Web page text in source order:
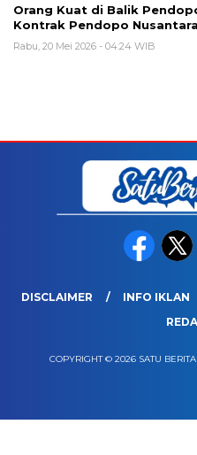
Orang Kuat di Balik
Kontrak Pendopo Nusantara
Rabu, 20 Mei 2026 - 04:24 WIB
DISCLAIMER INFO IKLAN
COPYRIGHT © 2026 SATU